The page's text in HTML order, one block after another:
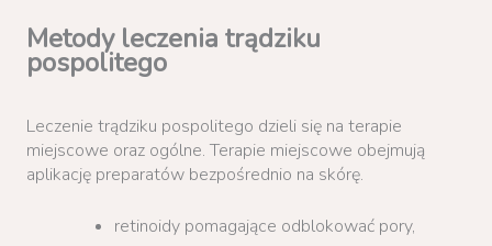
Metody leczenia trądziku
pospolitego
Leczenie trądziku pospolitego dzieli się na terapie
miejscowe oraz ogólne. Terapie miejscowe obejmują
aplikację preparatów bezpośrednio na skórę.
retinoidy pomagające odblokować pory,